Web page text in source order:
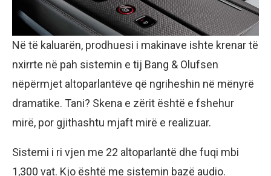
Në të kaluarën, prodhuesi i makinave ishte krenar të
nxirrte në pah sistemin e tij Bang & Olufsen
nëpërmjet altoparlantëve që ngriheshin në mënyrë
dramatike. Tani? Skena e zërit është e fshehur
mirë, por gjithashtu mjaft mirë e realizuar.
Sistemi i ri vjen me 22 altoparlantë dhe fuqi mbi
1,300 vat. Kjo është me sistemin bazë audio.